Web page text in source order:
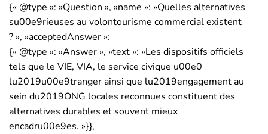
{« @type »: »Question », »name »: »Quelles alternatives
su00e9rieuses au volontourisme commercial existent
? », »acceptedAnswer »:
{« @type »: »Answer », »text »: »Les dispositifs officiels
tels que le VIE, VIA, le service civique u00e0
lu2019u00e9tranger ainsi que lu2019engagement au
sein du2019ONG locales reconnues constituent des
alternatives durables et souvent mieux
encadru00e9es. »}},